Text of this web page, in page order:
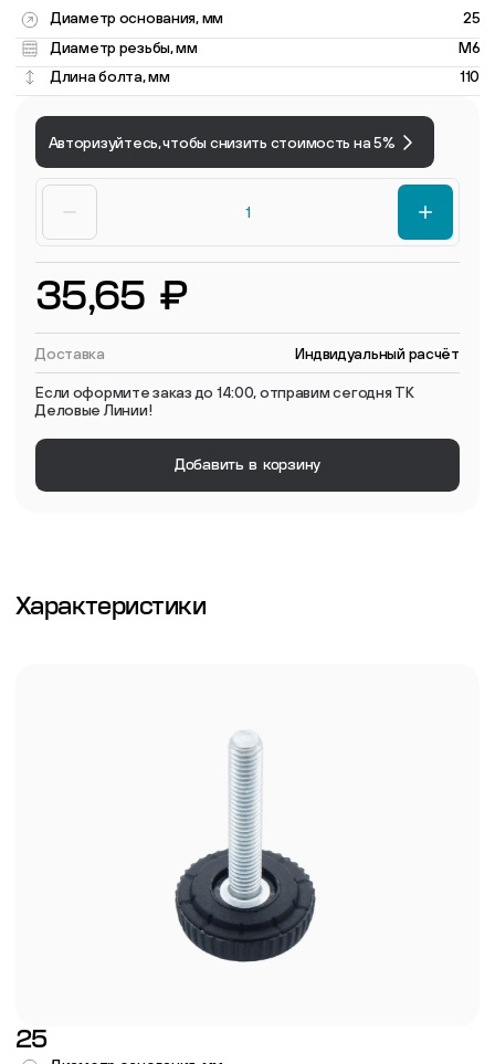
Диаметр основания, мм
25
Диаметр резьбы, мм
M6
Длина болта, мм
110
Авторизуйтесь, чтобы снизить стоимость на 5%
35,65 ₽
Доставка Индвидуальный расчёт
Если оформите заказ до 14:00, отправим сегодня ТК
Деловые Линии!
Добавить в корзину
Характеристики
25